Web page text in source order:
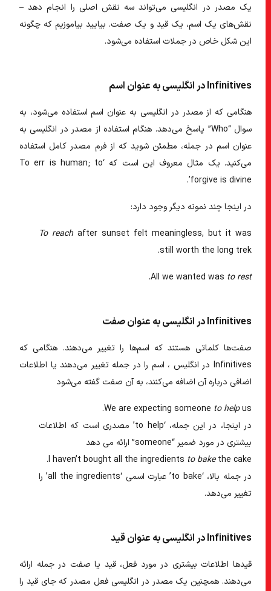
یکمصدر در انگلیسیمی‌تواند سه نقش اصلی را انجام دهد –
نقش‌های یک اسم، یک قید و یک صفت. بیایید بیاموزیم که چگونه
این شکل خاص در جملات استفاده می‌شود.
Infinitives در انگلیسی به عنوان اسم
هنگامی که ازمصدر در انگلیسیبه عنوان اسم استفاده می‌شود، به
سوال “Who” پاسخ می‌دهد. هنگام استفاده از
مصدر در انگلیسیبه
عنوان اسم در جمله، مطمئن شوید که از فرم مصدر کامل استفاده
می‌کنید. یک مثال معروف این است که ‘To err is human; to
forgive is divine’.
در اینجا چند نمونه دیگر وجود دارد:
To reachafter sunset felt meaningless, but it was
still worth the long trek.
All we wanted wasto rest.
Infinitives در انگلیسی به عنوان صفت
صفت‌ها کلماتی هستند که اسم‌ها را تغییر می‌دهند. هنگامی که
Infinitives در انگلیس
، اسم را در جمله تغییر می‌دهند یا اطلاعات
اضافی درباره آن اضافه می‌کنند، به آن صفت گفته می‌شود
We are expecting someoneto helpus.
در اینجا، در این جمله، ‘to help’ مصدری است که اطلاعات
بیشتری در مورد ضمیر “someone” ارائه می دهد
I haven’t bought all the ingredientsto bakethe cake.
در جمله بالا، ‘to bake’ عبارت اسمی ‘all the ingredients’ را
تغییر می‌دهد.
Infinitives در انگلیسی به عنوان قید
قیدها اطلاعات بیشتری در مورد فعل، قید یا صفت در جمله ارائه
می‌دهند. همچنین یکمصدر در انگلیسیفعل مصدر که جای قید را